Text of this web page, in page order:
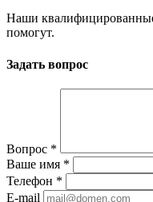
Наши
помогут.
Задать вопрос
Вопрос *
Ваше имя *
Телефон *
E-mail